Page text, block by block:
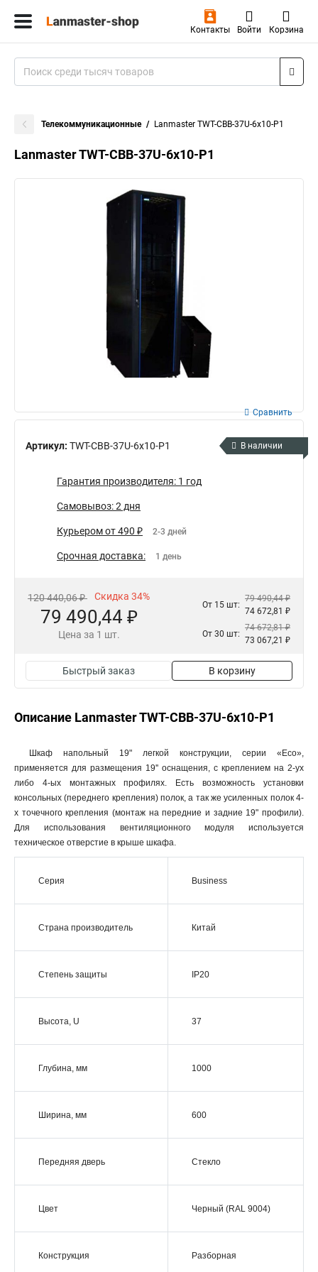
Контакты Войти Корзина
Телекоммуникационные Lanmaster TWT-CBB-37U-6x10-P1
Lanmaster TWT-CBB-37U-6x10-P1
Артикул: TWT-CBB-37U-6x10-P1
Сравнить
В наличии
Гарантия производителя: 1 год
Самовывоз: 2 дня
Курьером от 490 ₽ 2-3 дней
Срочная доставка: 1 день
120 440,06 ₽ Скидка 34%
79 490,44 ₽
Цена за 1 шт.
От 15 шт:
79 490,44 ₽
74 672,81 ₽
От 30 шт:
74 672,81 ₽
73 067,21 ₽
Быстрый заказ В корзину
Описание Lanmaster TWT-CBB-37U-6x10-P1
Шкаф напольный 19" легкой конструкции, серии «Eco»,
применяется для размещения 19'' оснащения, с креплением на 2-ух
либо 4-ых монтажных профилях. Есть возможность установки
консольных (переднего крепления) полок, а так же усиленных полок 4-
х точечного крепления (монтаж на передние и задние 19" профили).
Для использования вентиляционного модуля используется
техническое отверстие в крыше шкафа.
Серия Business
Страна производитель Китай
Степень защиты IP20
Высота, U 37
Глубина, мм 1000
Ширина, мм 600
Передняя дверь Стекло
Цвет Черный (RAL 9004)
Конструкция Разборная